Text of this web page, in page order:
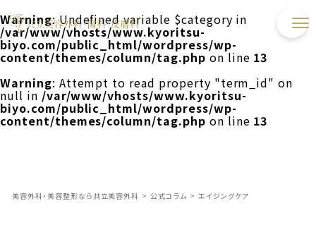
Warning: Undefined variable $category in
/var/www/vhosts/www.kyoritsu-
biyo.com/public_html/wordpress/wp-
content/themes/column/tag.php on line 13
Warning: Attempt to read property "term_id" on
null in /var/www/vhosts/www.kyoritsu-
biyo.com/public_html/wordpress/wp-
content/themes/column/tag.php on line 13
美容外科・美容整形なら共立美容外科 > 公式コラム > エイジングケア